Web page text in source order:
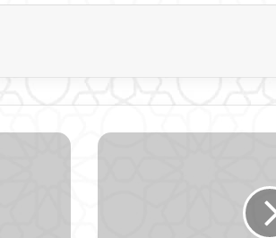
خ